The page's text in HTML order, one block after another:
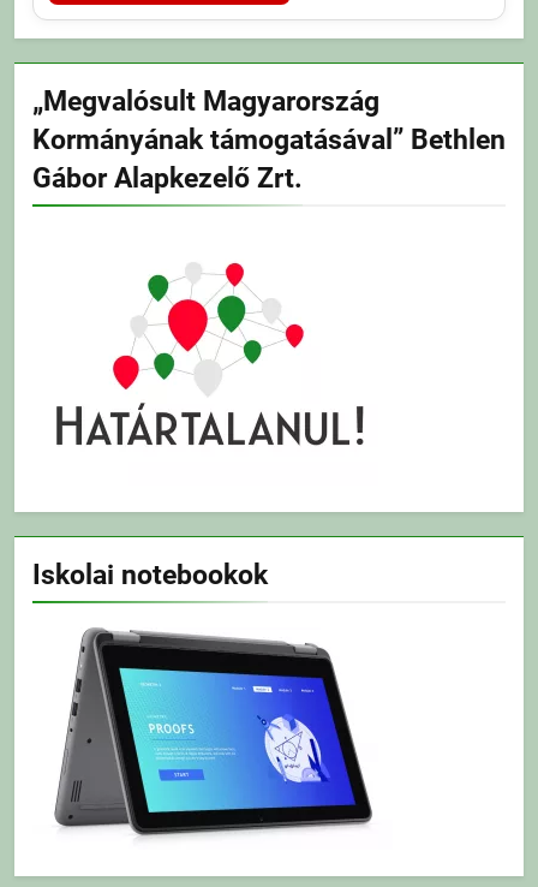
„Megvalósult Magyarország
Kormányának támogatásával” Bethlen
Gábor Alapkezelő Zrt.
Iskolai notebookok